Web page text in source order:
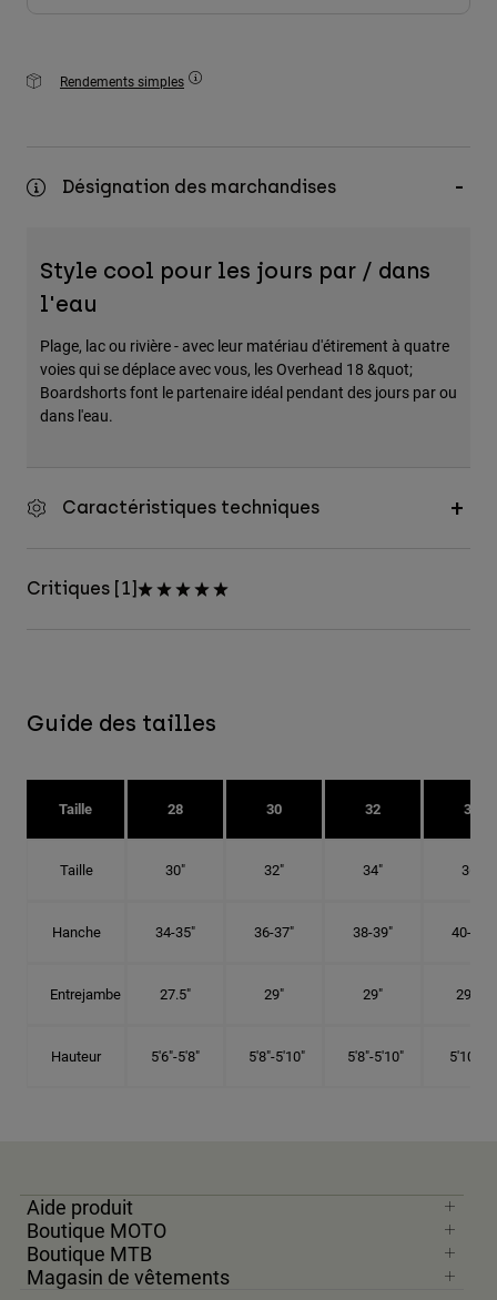
Rendements simples
Désignation des marchandises
Style cool pour les jours par / dans
l'eau
Plage, lac ou rivière - avec leur matériau d'étirement à quatre
voies qui se déplace avec vous, les Overhead 18 &quot;
Boardshorts font le partenaire idéal pendant des jours par ou
dans l'eau.
Caractéristiques techniques
Critiques [1]
Guide des tailles
Taille 28 30 32 34
Taille 30" 32" 34" 36"
Hanche 34-35" 36-37" 38-39" 40-41"
Entrejambe 27.5" 29" 29" 29.5"
Hauteur 5'6"-5'8" 5'8"-5'10" 5'8"-5'10" 5'10"-6'
Aide produit
Boutique MOTO
Boutique MTB
Magasin de vêtements